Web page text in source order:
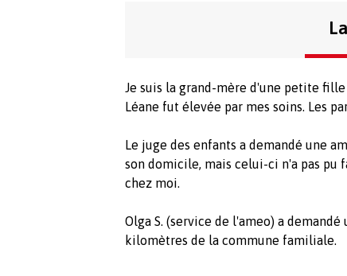
Je suis la grand-mère d'une petite fille
Léane fut élevée par mes soins. Les
Le juge des enfants a demandé une
son domicile, mais celui-ci n'a pas pu
chez moi.
Olga S. (service de l'ameo) a
kilomètres de la commune familiale.